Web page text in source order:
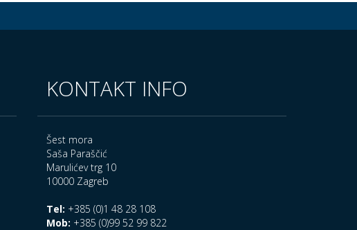
KONTAKT INFO
Šest mora
Saša Paraščić
Marulićev trg 10
10000 Zagreb
Tel: +385 (0)1 48 28 108
Mob: +385 (0)99 52 99 822